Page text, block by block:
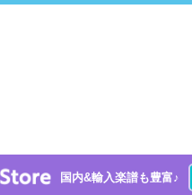
国内&輸入楽譜も豊富♪